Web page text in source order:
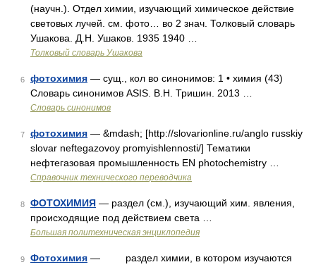
(научн.). Отдел химии, изучающий химическое действие
световых лучей. см. фото… во 2 знач. Толковый словарь
Ушакова. Д.Н. Ушаков. 1935 1940 …
Толковый словарь Ушакова
6 фотохимия — сущ., кол во синонимов: 1 • химия (43)
Словарь синонимов ASIS. В.Н. Тришин. 2013 …
Словарь синонимов
7 фотохимия — &mdash; [http://slovarionline.ru/anglo russkiy
slovar neftegazovoy promyishlennosti/] Тематики
нефтегазовая промышленность EN photochemistry …
Справочник технического переводчика
8 ФОТОХИМИЯ — раздел (см.), изучающий хим. явления,
происходящие под действием света …
Большая политехническая энциклопедия
9 Фотохимия — раздел химии, в котором изучаются